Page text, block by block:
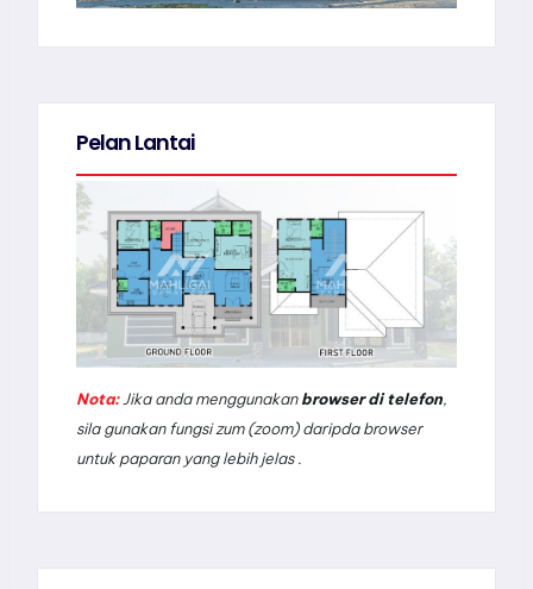
Pelan Lantai
Nota: Jika anda menggunakanbrowser di telefon,
sila gunakan fungsi zum (zoom) daripda browser
untuk paparan yang lebih jelas .